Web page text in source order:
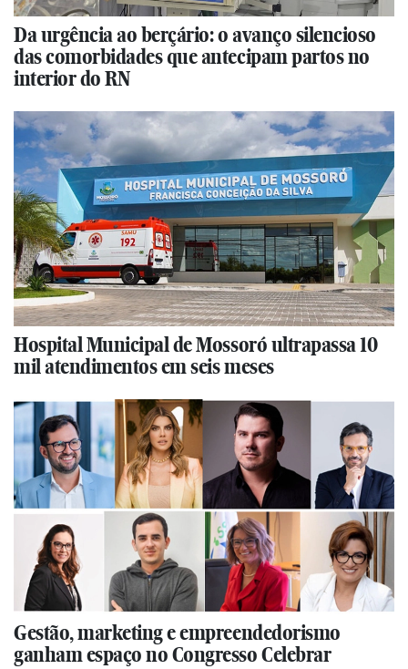
Da urgência ao berçário: o avanço silencioso
das comorbidades que antecipam partos no
interior do RN
Hospital Municipal de Mossoró ultrapassa 10
mil atendimentos em seis meses
Gestão, marketing e empreendedorismo
ganham espaço no Congresso Celebrar